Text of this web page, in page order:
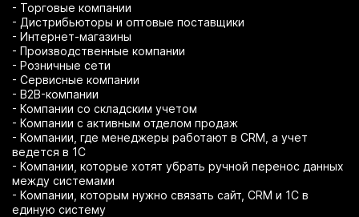
- Торговые компании
- Дистрибьюторы и оптовые поставщики
- Интернет-магазины
- Производственные компании
- Розничные сети
- Сервисные компании
- B2B-компании
- Компании со складским учетом
- Компании с активным отделом продаж
- Компании, где менеджеры работают в CRM, а учет
ведется в 1С
- Компании, которые хотят убрать ручной перенос данных
между системами
- Компании, которым нужно связать сайт, CRM и 1С в
единую систему